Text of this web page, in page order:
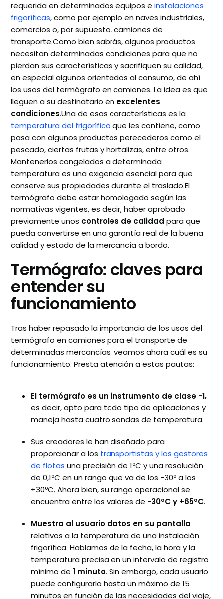
requerida en determinados equipos e instalaciones
frigoríficas, como por ejemplo en naves industriales,
comercios o, por supuesto, camiones de
transporte.Como bien sabrás, algunos productos
necesitan determinadas condiciones para que no
pierdan sus características y sacrifiquen su calidad,
en especial algunos orientados al consumo, de ahí
los usos del termógrafo en camiones. La idea es que
lleguen a su destinatario en excelentes
condiciones.Una de esas características es la
temperatura del frigorífico que les contiene, como
pasa con algunos productos perecederos como el
pescado, ciertas frutas y hortalizas, entre otros.
Mantenerlos congelados a determinada
temperatura es una exigencia esencial para que
conserve sus propiedades durante el traslado.El
termógrafo debe estar homologado según las
normativas vigentes, es decir, haber aprobado
previamente unos controles de calidad para que
pueda convertirse en una garantía real de la buena
calidad y estado de la mercancía a bordo.
Termógrafo: claves para
entender su
funcionamiento
Tras haber repasado la importancia de los usos del
termógrafo en camiones para el transporte de
determinadas mercancías, veamos ahora cuál es su
funcionamiento. Presta atención a estas pautas:
El termógrafo es un instrumento de clase -1,
es decir, apto para todo tipo de aplicaciones y
maneja hasta cuatro sondas de temperatura.
Sus creadores le han diseñado para
proporcionar a los transportistas y los gestores
de flotas una precisión de 1ºC y una resolución
de 0,1ºC en un rango que va de los -30º a los
+30ºC. Ahora bien, su rango operacional se
encuentra entre los valores de -30ºC y +65ºC.
Muestra al usuario datos en su pantalla
relativos a la temperatura de una instalación
frigorífica. Hablamos de la fecha, la hora y la
temperatura precisa en un intervalo de registro
mínimo de1 minuto. Sin embargo, cada usuario
puede configurarlo hasta un máximo de 15
minutos en función de las necesidades del viaje,